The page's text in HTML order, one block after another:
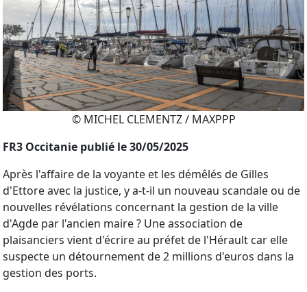
© MICHEL CLEMENTZ / MAXPPP
FR3 Occitanie publié le 30/05/2025
Après l'affaire de la voyante et les démêlés de Gilles
d'Ettore avec la justice, y a-t-il un nouveau scandale ou de
nouvelles révélations concernant la gestion de la ville
d'Agde par l'ancien maire ? Une association de
plaisanciers vient d'écrire au préfet de l'Hérault car elle
suspecte un détournement de 2 millions d'euros dans la
gestion des ports.